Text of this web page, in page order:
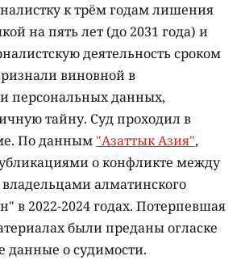
к трём годам лишения
на пять лет (до 2031 года) и
деятельность сроком
виновной в
персональных данных,
тайну. Суд проходил в
По данным "Азаттык Азия",
о конфликте между
алматинского
в 2022-2024 годах. Потерпевшая
были преданы огласке
данные о судимости.